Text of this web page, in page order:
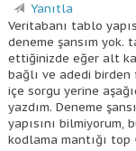
Yanıtla
Veritabanı tablo
deneme şansım yok.
ettiğinizde eğer alt
bağlı ve adedi
içe sorgu yerine
yazdım. Deneme
yapısını bilmiyorum,
kodlama mantığı top